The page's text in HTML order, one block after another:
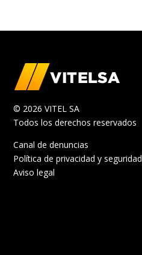
© 2026 VITEL SA
Todos los derechos reservados
Canal de denuncias
Política de privacidad y seguridad
Aviso legal